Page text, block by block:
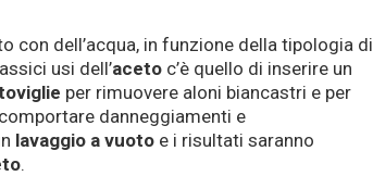
con dell’acqua, in funzione della tipologia di
usi dell’aceto c’è quello di inserire un
per rimuovere aloni biancastri e per
danneggiamenti e
lavaggio a vuoto e i risultati saranno
.